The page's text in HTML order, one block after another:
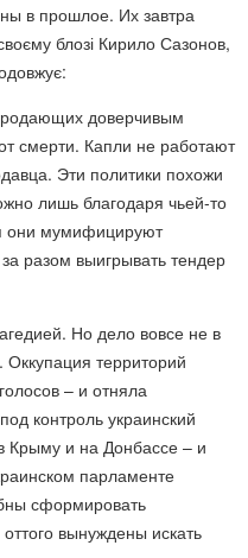
в прошлое. Их завтра
блозі Кирило Сазонов,
доверчивым
смерти. Капли не работают
Эти политики похожи
лишь благодаря чьей-то
они мумифицируют
разом выигрывать тендер
Но дело вовсе не в
территорий
– и отняла
контроль украинский
Крыму и на Донбассе – и
парламенте
сформировать
вынуждены искать